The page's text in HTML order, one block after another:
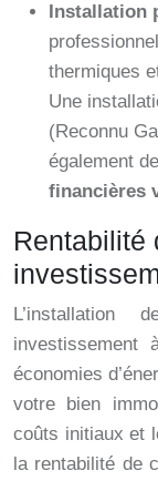
Installation
thermiques
Une
(Reconnu
également
financières
Rentabilité
L’installation
économies
votre bien
coûts initiaux et
la rentabilité de